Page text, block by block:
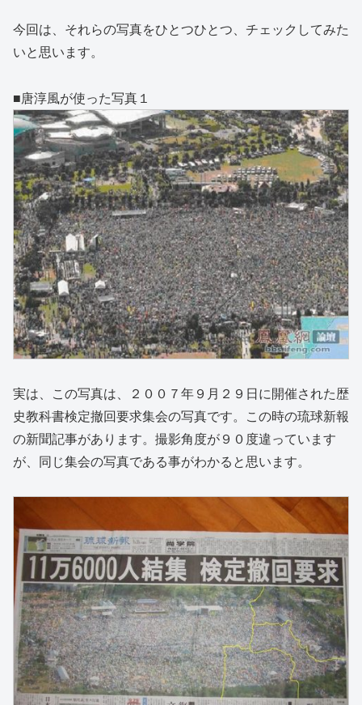
今回は、それらの写真をひとつひとつ、チェックしてみた
いと思います。
■唐淳風が使った写真１
実は、この写真は、２００７年９月２９日に開催された歴
史教科書検定撤回要求集会の写真です。この時の琉球新報
の新聞記事があります。撮影角度が９０度違っています
が、同じ集会の写真である事がわかると思います。